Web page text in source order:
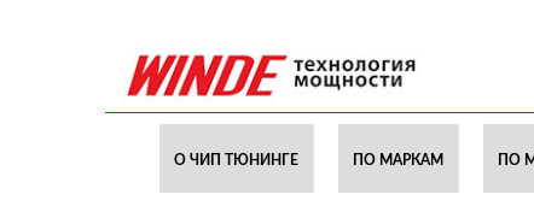
О ЧИП ТЮНИНГЕ ПО МАРКАМ ПО